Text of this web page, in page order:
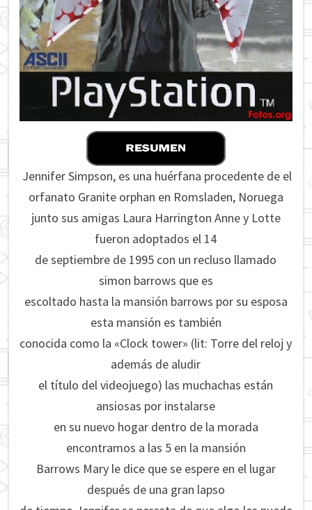
Jennifer Simpson, es una huérfana procedente de el
orfanato Granite orphan en Romsladen, Noruega
junto sus amigas Laura Harrington Anne y Lotte
fueron adoptados el 14
de septiembre de 1995 con un recluso llamado
simon barrows que es
escoltado hasta la mansión barrows por su esposa
esta mansión es también
conocida como la «Clock tower» (lit: Torre del reloj y
además de aludir
el título del videojuego) las muchachas están
ansiosas por instalarse
en su nuevo hogar dentro de la morada
encontramos a las 5 en la mansión
Barrows Mary le dice que se espere en el lugar
después de una gran lapso